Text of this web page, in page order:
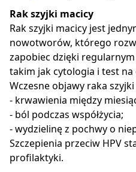
Rak szyjki macicy
Rak szyjki macicy jest
nowotworów, którego
zapobiec dzięki
takim jak cytologia i test na
Wczesne objawy raka
- krwawienia między
- ból podczas współżycia;
- wydzielinę z pochwy o
Szczepienia przeciw HPV
profilaktyki.